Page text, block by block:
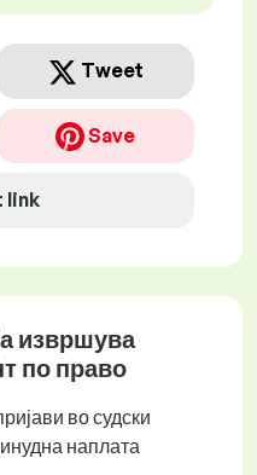
Tweet
Save
link
извршува
по право
во судски
наплата